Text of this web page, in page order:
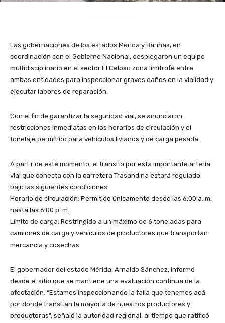
Las gobernaciones de los estados Mérida y Barinas, en
coordinación con el Gobierno Nacional, desplegaron un equipo
multidisciplinario en el sector El Celoso zona limítrofe entre
ambas entidades para inspeccionar graves daños en la vialidad y
ejecutar labores de reparación.
Con el fin de garantizar la seguridad vial, se anunciaron
restricciones inmediatas en los horarios de circulación y el
tonelaje permitido para vehículos livianos y de carga pesada.
​A partir de este momento, el tránsito por esta importante arteria
vial que conecta con la carretera Trasandina estará regulado
bajo las siguientes condiciones:
​Horario de circulación: Permitido únicamente desde las 6:00 a. m.
hasta las 6:00 p. m.
​Límite de carga: Restringido a un máximo de 6 toneladas para
camiones de carga y vehículos de productores que transportan
mercancía y cosechas.
​El gobernador del estado Mérida, Arnaldo Sánchez, informó
desde el sitio que se mantiene una evaluación continua de la
afectación. “Estamos inspeccionando la falla que tenemos acá,
por donde transitan la mayoría de nuestros productores y
productoras”, señaló la autoridad regional, al tiempo que ratificó